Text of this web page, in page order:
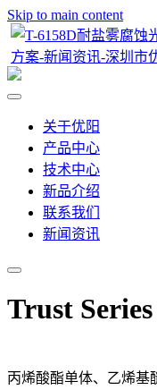
Skip to main content
关于优阳
产品中心
技术中心
新品介绍
联系我们
新闻资讯
Trust Series
丙烯酸酯单体、乙烯基